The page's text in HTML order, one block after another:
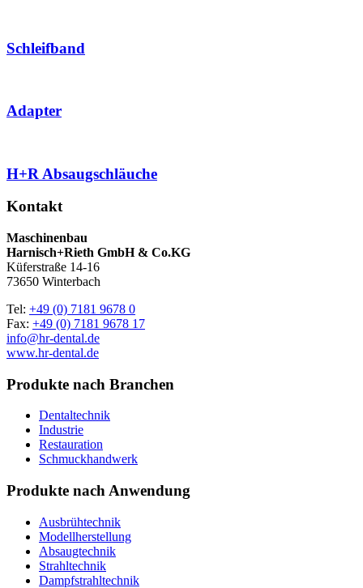
Schleifband
Adapter
H+R Absaugschläuche
Kontakt
Maschinenbau
Harnisch+Rieth GmbH & Co.KG
Küferstraße 14-16
73650 Winterbach
Tel: +49 (0) 7181 9678 0
Fax: +49 (0) 7181 9678 17
info@hr-dental.de
www.hr-dental.de
Produkte nach Branchen
Dentaltechnik
Industrie
Restauration
Schmuckhandwerk
Produkte nach Anwendung
Ausbrühtechnik
Modellherstellung
Absaugtechnik
Strahltechnik
Dampfstrahltechnik